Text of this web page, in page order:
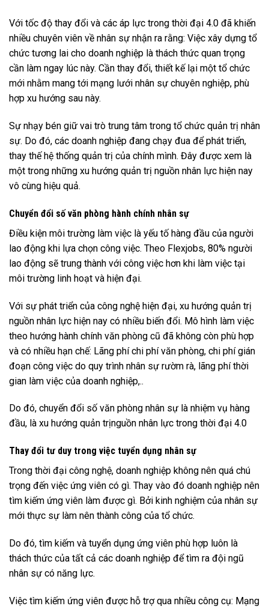
Với tốc độ thay đổi và các áp lực trong thời đại 4.0 đã khiến
nhiều chuyên viên về nhân sự nhận ra rằng: Việc xây dựng tổ
chức tương lai cho doanh nghiệp là thách thức quan trọng
cần làm ngay lúc này. Cần thay đổi, thiết kế lại một tổ chức
mới nhằm mang tới mạng lưới nhân sự chuyên nghiệp, phù
hợp xu hướng sau này.
Sự nhạy bén giữ vai trò trung tâm trong tổ chức quản trị nhân
sự. Do đó, các doanh nghiệp đang chạy đua để phát triển,
thay thế hệ thống quản trị của chính mình. Đây được xem là
một trong những xu hướng quản trị nguồn nhân lực hiện nay
vô cùng hiệu quả.
Chuyển đổi số văn phòng hành chính nhân sự
Điều kiện môi trường làm việc là yếu tố hàng đầu của người
lao động khi lựa chọn công việc. Theo Flexjobs, 80% người
lao động sẽ trung thành với công việc hơn khi làm việc tại
môi trường linh hoạt và hiện đại.
Với sự phát triển của công nghệ hiện đại, xu hướng quản trị
nguồn nhân lực hiện nay có nhiều biến đổi. Mô hình làm việc
theo hướng hành chính văn phòng cũ đã không còn phù hợp
và có nhiều hạn chế: Lãng phí chi phí văn phòng, chi phí gián
đoạn công việc do quy trình nhân sự rườm rà, lãng phí thời
gian làm việc của doanh nghiệp,..
Do đó, chuyển đổi số văn phòng nhân sự là nhiệm vụ hàng
đầu, là xu hướng quản trịnguồn nhân lực trong thời đại 4.0
Thay đổi tư duy trong việc tuyển dụng nhân sự
Trong thời đại công nghệ, doanh nghiệp không nên quá chú
trọng đến việc ứng viên có gì. Thay vào đó doanh nghiệp nên
tìm kiếm ứng viên làm được gì. Bởi kinh nghiệm của nhân sự
mới thực sự làm nên thành công của tổ chức.
Do đó, tìm kiếm và tuyển dụng ứng viên phù hợp luôn là
thách thức của tất cả các doanh nghiệp để tìm ra đội ngũ
nhân sự có năng lực.
Việc tìm kiếm ứng viên được hỗ trợ qua nhiều công cụ: Mạng